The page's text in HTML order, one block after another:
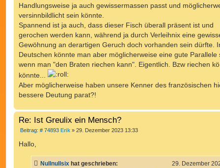
Handlungsweise ja auch gewissermassen passt und
versinnbildlicht sein könnte.
Spannend ist ja auch, dass dieser Fisch überall präsent ist und
gerochen werden kann, während ja durch Verleihnix eine
Gewöhnung an derartigen Geruch doch vorhanden sein dürfte.
Deutschen könnte man aber möglicherweise eine gute Parallele
wenn man "den Braten riechen kann". Eigentlich. Bzw riechen
könnte...
Aber möglicherweise haben unsere Kenner des französischen
bessere Deutung parat?!
Re: Ist Greulix ein Mensch?
Beitrag: # 74893B
r
a
Erik » 29. Dezember 2023 13:33
Hallo,
Nullnullsix hat geschrieben: 29. Dezember